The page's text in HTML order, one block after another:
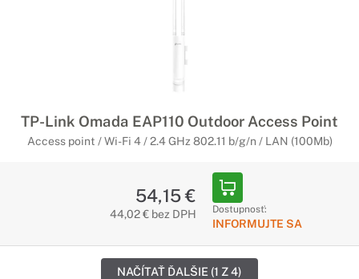
TP-Link Omada EAP110 Outdoor Access Point
Access point / Wi-Fi 4 / 2.4 GHz 802.11 b/g/n / LAN (100Mb)
54,15 €
44,02 € bez DPH Dostupnosť:
INFORMUJTE SA
NAČÍTAŤ ĎALŠIE (1 Z 4)